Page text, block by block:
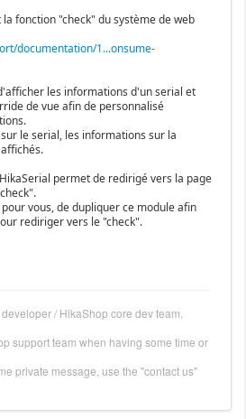
fonction "check" du système de web
documentation/1...onsume-
les informations d'un serial et
de vue afin de personnalisé
le serial, les informations sur la
permet de redirigé vers la page
vous, de dupliquer ce module afin
rediriger vers le "check".
/ HikaShop core dev team.
support team when having some time or
private message, use the "contact us"